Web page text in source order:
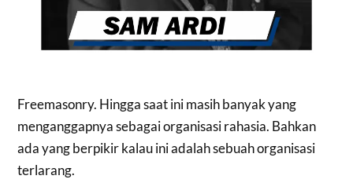
Freemasonry. Hingga saat ini masih banyak yang
menganggapnya sebagai organisasi rahasia. Bahkan
ada yang berpikir kalau ini adalah sebuah organisasi
terlarang.